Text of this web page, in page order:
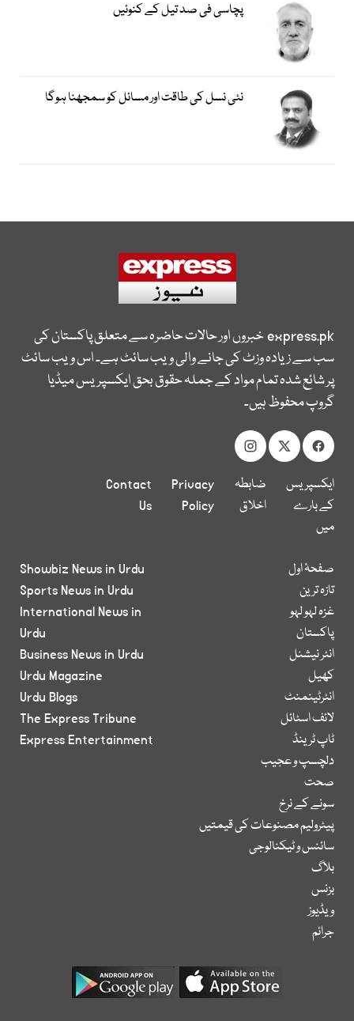
پچاسی فی صد تیل کے کنوئیں
نئی نسل کی طاقت اور مسائل کو سمجھنا ہوگا
express.pkخبروں اور حالات حاضرہ سے متعلق پاکستان کی
سب سے زیادہ وزٹ کی جانے والی ویب سائٹ ہے۔ اس ویب سائٹ
پر شائع شدہ تمام مواد کے جملہ حقوق بحق ایکسپریس میڈیا
گروپ محفوظ ہیں۔
ایکسپریس
کے بارے
میں
ضابطہ
اخلاق
Privacy
Policy
Contact
Us
صفحۂ اول
تازہ ترین
غزہ لہو لہو
پاکستان
انٹر نیشنل
کھیل
انٹرٹینمنٹ
لائف اسٹائل
ٹاپ ٹرینڈ
دلچسپ و عجیب
صحت
سونے کے نرخ
پیٹرولیم مصنوعات کی قیمتیں
سائنس و ٹیکنالوجی
بلاگ
بزنس
ویڈیوز
جرائم
Showbiz News in Urdu
Sports News in Urdu
International News in
Urdu
Business News in Urdu
Urdu Magazine
Urdu Blogs
The Express Tribune
Express Entertainment